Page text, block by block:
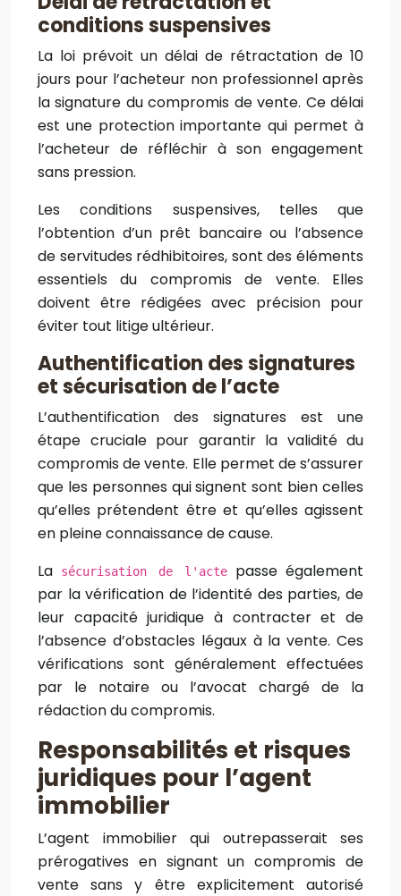
conditions suspensives
La loi prévoit un délai de rétractation de 10
jours pour l’acheteur non professionnel après
la signature du compromis de vente. Ce délai
est une protection importante qui permet à
l’acheteur de réfléchir à son engagement
sans pression.
Les conditions suspensives, telles que
l’obtention d’un prêt bancaire ou l’absence
de servitudes rédhibitoires, sont des éléments
essentiels du compromis de vente. Elles
doivent être rédigées avec précision pour
éviter tout litige ultérieur.
Authentification des signatures
et sécurisation de l’acte
L’authentification des signatures est une
étape cruciale pour garantir la validité du
compromis de vente. Elle permet de s’assurer
que les personnes qui signent sont bien celles
qu’elles prétendent être et qu’elles agissent
en pleine connaissance de cause.
La
sécurisation de l'acte
passe également
par la vérification de l’identité des parties, de
leur capacité juridique à contracter et de
l’absence d’obstacles légaux à la vente. Ces
vérifications sont généralement effectuées
par le notaire ou l’avocat chargé de la
rédaction du compromis.
Responsabilités et risques
juridiques pour l’agent
immobilier
L’agent immobilier qui outrepasserait ses
prérogatives en signant un compromis de
vente sans y être explicitement autorisé